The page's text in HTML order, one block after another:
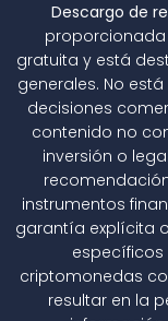
Descargo de
gratuita y está
generales. No
decisiones
contenido no
inversión o
instrumentos
garantía explícita
específicos
criptomonedas
resultar en la